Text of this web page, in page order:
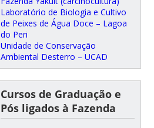
Laboratório de Biologia e Cultivo
de Peixes de Água Doce – Lagoa
do Peri
Unidade de Conservação
Ambiental Desterro – UCAD
Cursos de Graduação e
Pós ligados à Fazenda